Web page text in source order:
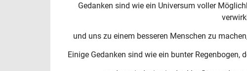
Gedanken sind wie ein Universum voller
und uns zu einem besseren Menschen zu
Einige Gedanken sind wie ein bunter